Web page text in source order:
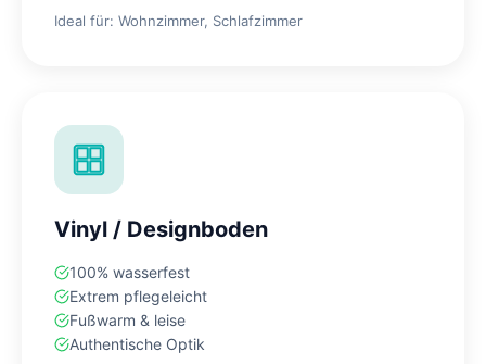
Ideal für: Wohnzimmer, Schlafzimmer
Vinyl / Designboden
100% wasserfest
Extrem pflegeleicht
Fußwarm & leise
Authentische Optik